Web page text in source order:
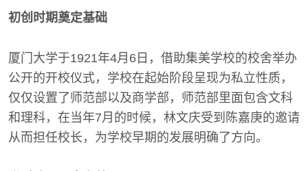
初创时期奠定基础
厦门大学于1921年4月6日，借助集美学校的校舍举办
公开的开校仪式，学校在起始阶段呈现为私立性质，
仅仅设置了师范部以及商学部，师范部里面包含文科
和理科，在当年7月的时候，林文庆受到陈嘉庚的邀请
从而担任校长，为学校早期的发展明确了方向。